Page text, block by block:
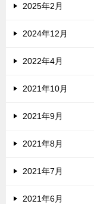
2025年2月
2024年12月
2022年4月
2021年10月
2021年9月
2021年8月
2021年7月
2021年6月